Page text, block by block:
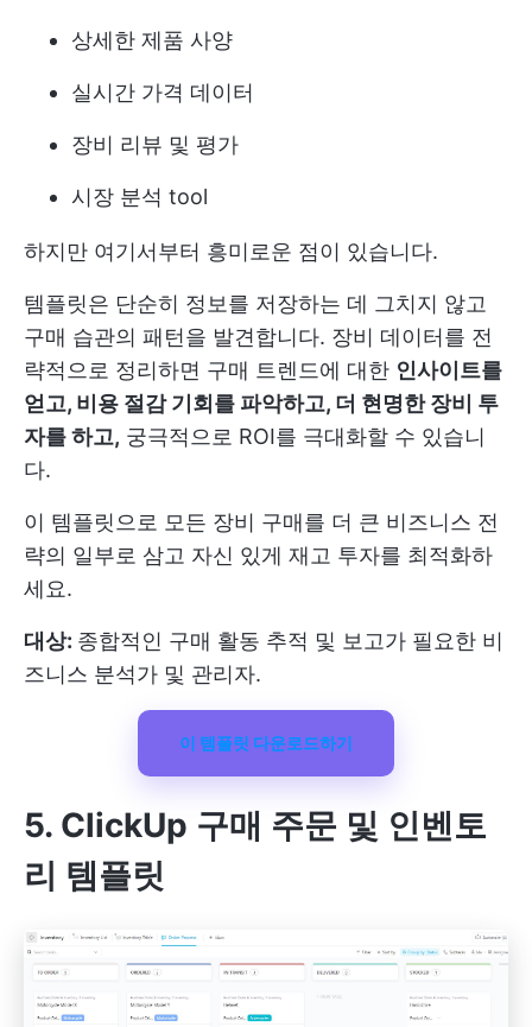
상세한 제품 사양
실시간 가격 데이터
장비 리뷰 및 평가
시장 분석 tool
하지만 여기서부터 흥미로운 점이 있습니다.
템플릿은 단순히 정보를 저장하는 데 그치지 않고
구매 습관의 패턴을 발견합니다. 장비 데이터를 전
략적으로 정리하면 구매 트렌드에 대한 인사이트를
얻고, 비용 절감 기회를 파악하고, 더 현명한 장비 투
자를 하고, 궁극적으로 ROI를 극대화할 수 있습니
다.
이 템플릿으로 모든 장비 구매를 더 큰 비즈니스 전
략의 일부로 삼고 자신 있게 재고 투자를 최적화하
세요.
대상: 종합적인 구매 활동 추적 및 보고가 필요한 비
즈니스 분석가 및 관리자.
이 템플릿 다운로드하기
5. ClickUp 구매 주문 및 인벤토
리 템플릿